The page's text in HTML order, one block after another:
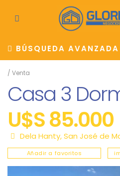
BÚSQUEDA AVANZADA
/ Venta
Casa 3
U$S 85.000
Dela Hanty,San José de
Añadir a favoritos